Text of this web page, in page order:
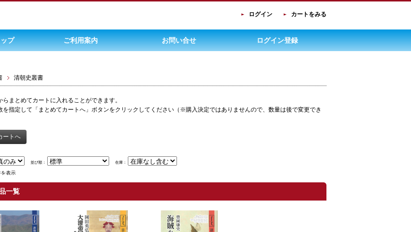
ログイン カートをみる
プ ご利用案内 お問い合せ ログイン登録
清朝史叢書
らまとめてカートに入れることができます。
を指定して「まとめてカートへ」ボタンをクリックしてください（※購入決定ではありませんので、数量は後で変更でき
並び順： 在庫：
表示
一覧